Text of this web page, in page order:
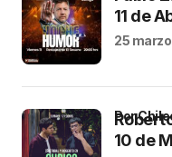
11 de
25
10 de
por